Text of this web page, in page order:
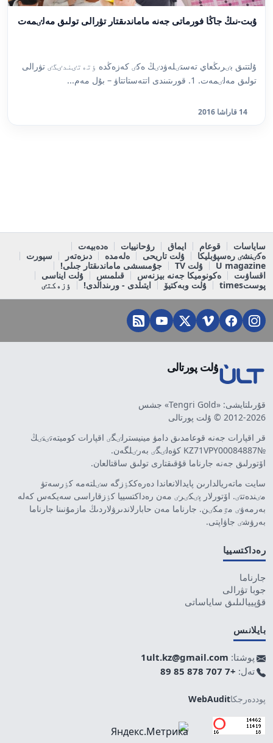
ۇبت-نىڭ جاڭا فورماتى جەنە ماماندىقتار تۋرالى تولىق مەلٸمەت
ۇلتتىق بٸرىڭعاي تەستٸلەۋدٸڭ ەكٸ كەزەڭدە ٶتەتٸندٸگٸ تۋرالى
تولىق مەلٸمەت. 1. قورىتىندى اتتەستاتتاۋ – بۇل مەم...
14 قاراشا 2016
ساياسات قوعام ايماق رۋحانييات
ەدەبيەت
ەكٸنشٸ رەسپۋبليكا
ۇلت تاريحى ەلەمدە دىزەتەر
سپورت
U magazine
ۇلت TV
جۇمىسشى ماماندىقتار جىلى!
اقساۋىت
ەكونوميكا جەنە بيزنەس قىلمىس
ۇلت ايناسى
پوستtimes
ۇلت وبەكتيۆ ايتىلدى - ورىندالدى! ٶزەكتٸ
ۇلت پورتالى
قۇرىلتايشى: «Tengri Gold» جشس
2012-2026 © ۇلت پورتالى
قر اقپارات جەنە قوعامدىق دامۋ مينيسترلٸگٸ اقپارات كوميتەتٸنٸڭ
№KZ71VPY00084887 كۋەلٸگٸ بەرٸلگەن.
اۆتورلىق جەنە جارناما قۇقىقتارى تولىق ساقتالعان.
سايت ماتەريالدارىن پايدالانعاندا دەرەككٶزگە سٸلتەمە كٶرسەتۋ
مٸندەتتٸ. اۆتورلار پٸكٸرٸ مەن رەداكتسييا كٶزقاراسى سەيكەس كەلە
بەرمەۋٸ مٷمكٸن. جارناما مەن حابارلاندىرۋلاردىڭ مازمۇنىنا جارناما
بەرۋشٸ جاۋاپتى.
رەداكتسييا
جارناما
جوبا تۋرالى
قۇپييالىلىق ساياساتى
بايلانىس
پوشتا: 1ult.kz@gmail.com
تەل: +7 707 878 85 89
پوددەرجكاWebAudit